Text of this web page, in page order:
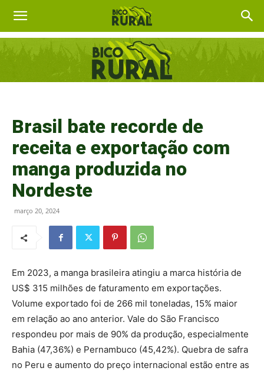
Brasil bate recorde de
receita e exportação com
manga produzida no
Nordeste
março 20, 2024
Em 2023, a manga brasileira atingiu a marca história de
US$ 315 milhões de faturamento em exportações.
Volume exportado foi de 266 mil toneladas, 15% maior
em relação ao ano anterior. Vale do São Francisco
respondeu por mais de 90% da produção, especialmente
Bahia (47,36%) e Pernambuco (45,42%). Quebra de safra
no Peru e aumento do preço internacional estão entre as